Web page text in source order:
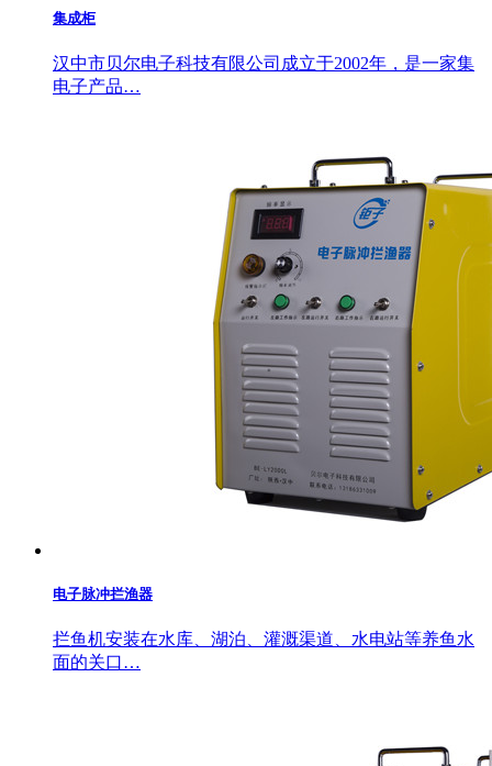
集成柜
汉中市贝尔电子科技有限公司成立于2002年，是一家集
电子产品…
电子脉冲拦渔器
拦鱼机安装在水库、湖泊、灌溉渠道、水电站等养鱼水
面的关口…